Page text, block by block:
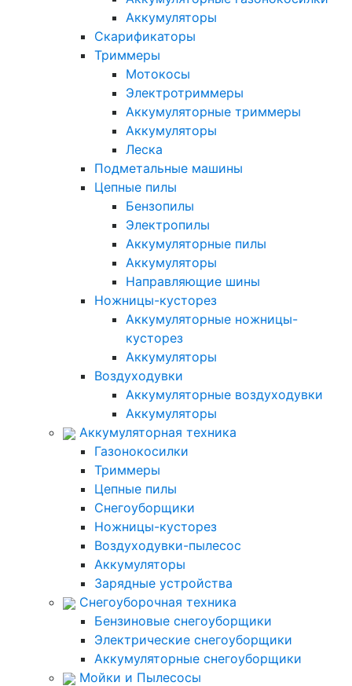
Аккумуляторы
Скарификаторы
Триммеры
Мотокосы
Электротриммеры
Аккумуляторные триммеры
Аккумуляторы
Леска
Подметальные машины
Цепные пилы
Бензопилы
Электропилы
Аккумуляторные пилы
Аккумуляторы
Направляющие шины
Ножницы-кусторез
Аккумуляторные ножницы-
кусторез
Аккумуляторы
Воздуходувки
Аккумуляторные воздуходувки
Аккумуляторы
Аккумуляторная техника
Газонокосилки
Триммеры
Цепные пилы
Снегоуборщики
Ножницы-кусторез
Воздуходувки-пылесос
Аккумуляторы
Зарядные устройства
Снегоуборочная техника
Бензиновые снегоуборщики
Электрические снегоуборщики
Аккумуляторные снегоуборщики
Мойки и Пылесосы